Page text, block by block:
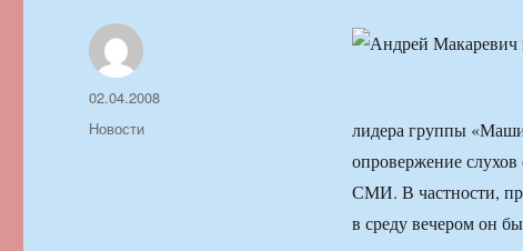
лидера группы
опровержение
СМИ. В частности,
в среду вечером он
Автор
Опубликовано
02.04.2008
Рубрики
Новости